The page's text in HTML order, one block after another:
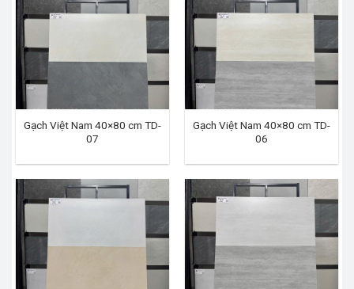
Gạch Việt Nam 40×80 cm TD-
07
Gạch Việt Nam 40×80 cm TD-
06